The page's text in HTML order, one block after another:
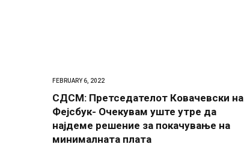
FEBRUARY 6, 2022
СДСМ: Претседателот Ковачевски на
Фејсбук- Очекувам уште утре да
најдеме решение за покачување на
минималната плата